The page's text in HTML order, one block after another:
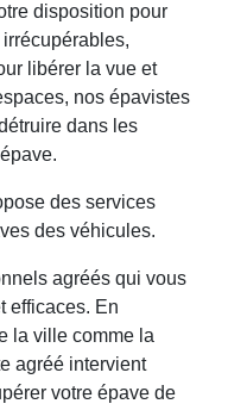
disposition pour
libérer la vue et
nos épavistes
dans les
des services
des véhicules.
agréés qui vous
efficaces. En
la ville comme la
agréé intervient
votre épave de